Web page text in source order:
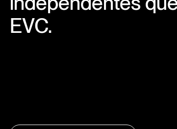
EVC.